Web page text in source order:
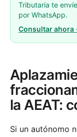
Tributaria te
por WhatsApp.
Consultar ahora
la AEAT:
Si un autónomo